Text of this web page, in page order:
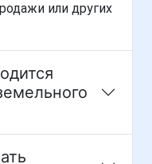
или других